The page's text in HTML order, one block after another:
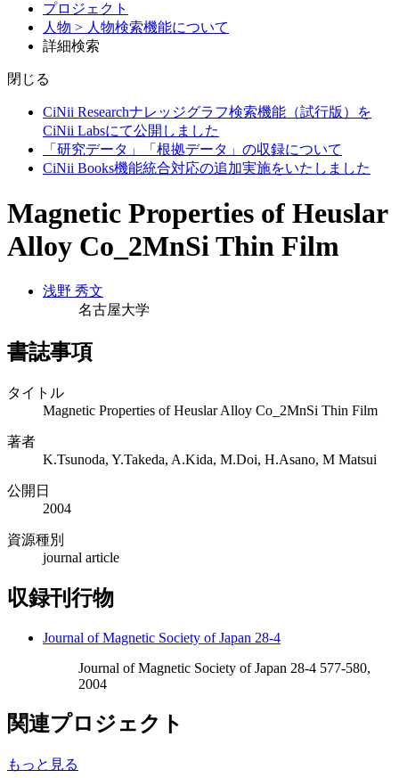
プロジェクト
人物 > 人物検索機能について
詳細検索
閉じる
CiNii Researchナレッジグラフ検索機能（試行版）を
CiNii Labsにて公開しました
「研究データ」「根拠データ」の収録について
CiNii Books機能統合対応の追加実施をいたしました
Magnetic Properties of Heuslar
Alloy Co_2MnSi Thin Film
浅野 秀文
名古屋大学
書誌事項
タイトル
Magnetic Properties of Heuslar Alloy Co_2MnSi Thin Film
著者
K.Tsunoda, Y.Takeda, A.Kida, M.Doi, H.Asano, M Matsui
公開日
2004
資源種別
journal article
収録刊行物
Journal of Magnetic Society of Japan 28-4
Journal of Magnetic Society of Japan 28-4 577-580,
2004
関連プロジェクト
もっと見る